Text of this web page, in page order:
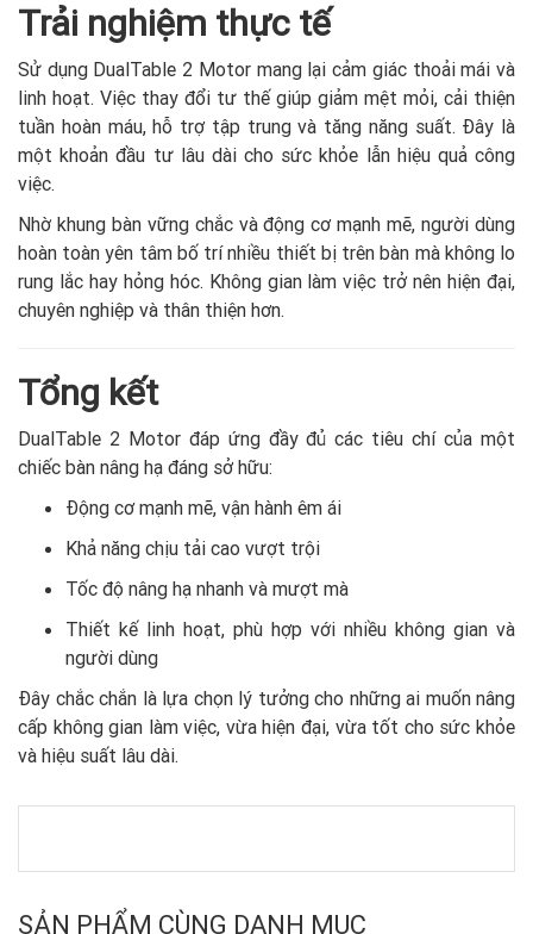
Trải nghiệm thực tế
Sử dụng DualTable 2 Motor mang lại cảm giác thoải mái và
linh hoạt. Việc thay đổi tư thế giúp giảm mệt mỏi, cải thiện
tuần hoàn máu, hỗ trợ tập trung và tăng năng suất. Đây là
một khoản đầu tư lâu dài cho sức khỏe lẫn hiệu quả công
việc.
Nhờ khung bàn vững chắc và động cơ mạnh mẽ, người dùng
hoàn toàn yên tâm bố trí nhiều thiết bị trên bàn mà không lo
rung lắc hay hỏng hóc. Không gian làm việc trở nên hiện đại,
chuyên nghiệp và thân thiện hơn.
Tổng kết
DualTable 2 Motor đáp ứng đầy đủ các tiêu chí của một
chiếc bàn nâng hạ đáng sở hữu:
Động cơ mạnh mẽ, vận hành êm ái
Khả năng chịu tải cao vượt trội
Tốc độ nâng hạ nhanh và mượt mà
Thiết kế linh hoạt, phù hợp với nhiều không gian và
người dùng
Đây chắc chắn là lựa chọn lý tưởng cho những ai muốn nâng
cấp không gian làm việc, vừa hiện đại, vừa tốt cho sức khỏe
và hiệu suất lâu dài.
SẢN PHẨM CÙNG DANH MỤC